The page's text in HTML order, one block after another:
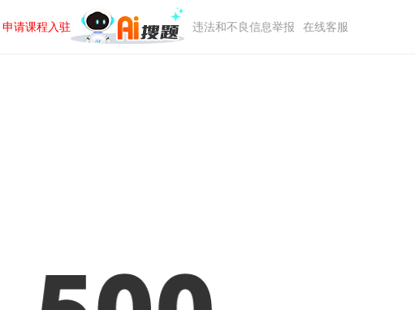
申请课程入驻 违法和不良信息举报 在线客服